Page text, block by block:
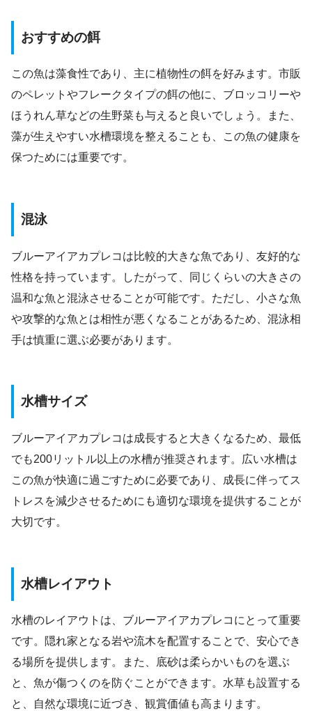
おすすめの餌
この魚は藻食性であり、主に植物性の餌を好みます。市販
のペレットやフレークタイプの餌の他に、ブロッコリーや
ほうれん草などの生野菜も与えると良いでしょう。また、
藻が生えやすい水槽環境を整えることも、この魚の健康を
保つためには重要です。
混泳
ブルーアイアカプレコは比較的大きな魚であり、友好的な
性格を持っています。したがって、同じくらいの大きさの
温和な魚と混泳させることが可能です。ただし、小さな魚
や攻撃的な魚とは相性が悪くなることがあるため、混泳相
手は慎重に選ぶ必要があります。
水槽サイズ
ブルーアイアカプレコは成長すると大きくなるため、最低
でも200リットル以上の水槽が推奨されます。広い水槽は
この魚が快適に過ごすために必要であり、成長に伴ってス
トレスを減少させるためにも適切な環境を提供することが
大切です。
水槽レイアウト
水槽のレイアウトは、ブルーアイアカプレコにとって重要
です。隠れ家となる岩や流木を配置することで、安心でき
る場所を提供します。また、底砂は柔らかいものを選ぶ
と、魚が傷つくのを防ぐことができます。水草も設置する
と、自然な環境に近づき、観賞価値も高まります。